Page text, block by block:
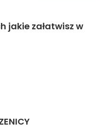
jakie załatwisz w